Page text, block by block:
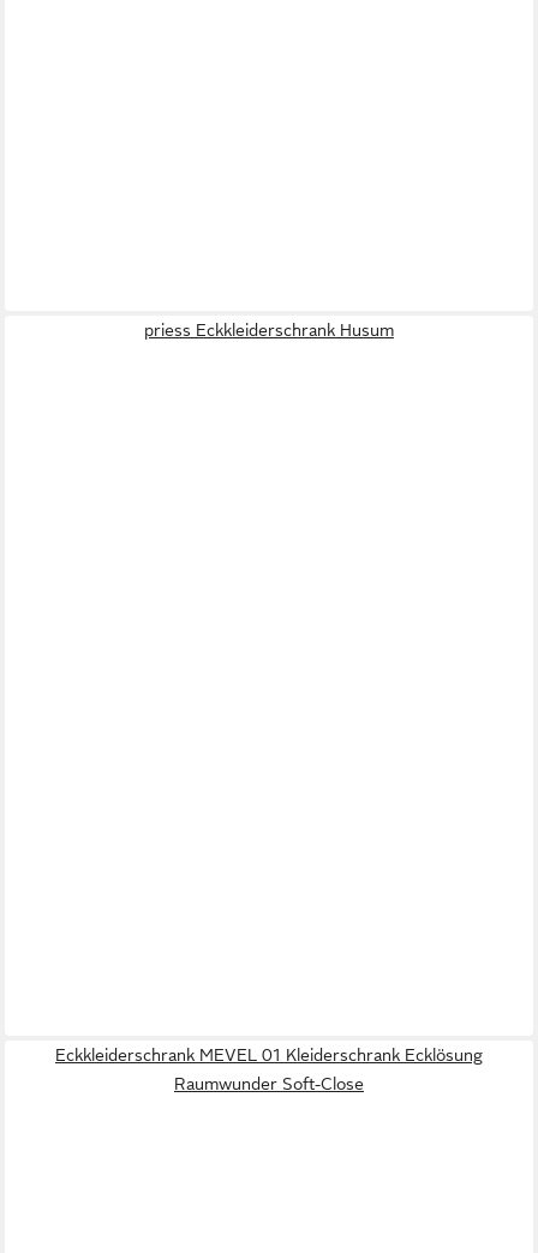
priess Eckkleiderschrank Husum
Eckkleiderschrank MEVEL 01 Kleiderschrank Ecklösung
Raumwunder Soft-Close